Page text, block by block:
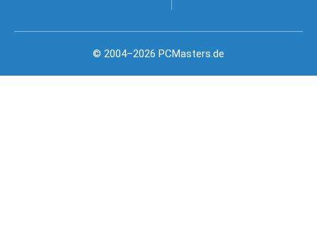
© 2004–2026 PCMasters.de